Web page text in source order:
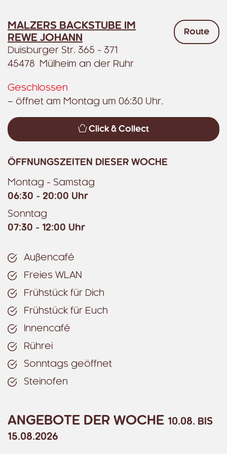
MALZERS BACKSTUBE IM
REWE JOHANN
Duisburger Str. 365 - 371
45478 Mülheim an der Ruhr
Route
Geschlossen
– öffnet am Montag um 06:30 Uhr.
Click & Collect
ÖFFNUNGSZEITEN DIESER WOCHE
Montag - Samstag
06:30 - 20:00 Uhr
Sonntag
07:30 - 12:00 Uhr
Außencafé
Freies WLAN
Frühstück für Dich
Frühstück für Euch
Innencafé
Rührei
Sonntags geöffnet
Steinofen
ANGEBOTE DER WOCHE 10.08. BIS
15.08.2026